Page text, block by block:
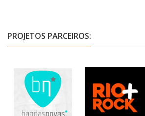
PROJETOS PARCEIROS: